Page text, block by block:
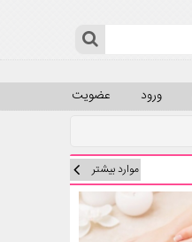
عضویت ورود
موارد بیشتر